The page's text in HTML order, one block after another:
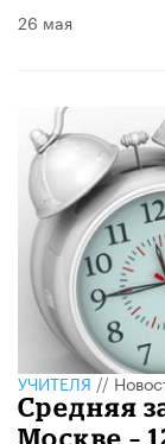
26 мая
УЧИТЕЛЯ//
Средняя
Москве –